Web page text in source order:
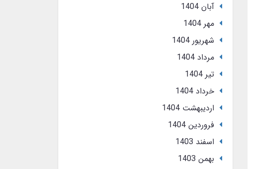
آبان 1404
مهر 1404
شهریور 1404
مرداد 1404
تير 1404
خرداد 1404
ارديبهشت 1404
فروردین 1404
اسفند 1403
بهمن 1403